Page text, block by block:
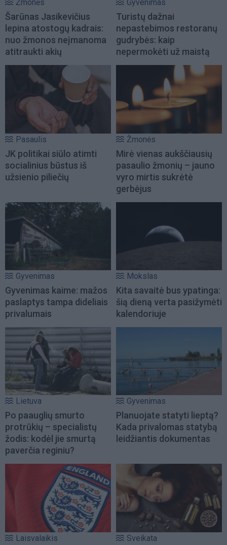
Žmonės
Šarūnas Jasikevičius
lepina atostogų kadrais:
nuo žmonos neįmanoma
atitraukti akių
Gyvenimas
Turistų dažnai
nepastebimos restoranų
gudrybės: kaip
nepermokėti už maistą
Pasaulis
JK politikai siūlo atimti
socialinius būstus iš
užsienio piliečių
Žmonės
Mirė vienas aukščiausių
pasaulio žmonių – jauno
vyro mirtis sukrėtė
gerbėjus
Gyvenimas
Gyvenimas kaime: mažos
paslaptys tampa dideliais
privalumais
Mokslas
Kita savaitė bus ypatinga:
šią dieną verta pasižymėti
kalendoriuje
Lietuva
Po paauglių smurto
protrūkių – specialistų
žodis: kodėl jie smurtą
paverčia reginiu?
Gyvenimas
Planuojate statyti lieptą?
Kada privalomas statybą
leidžiantis dokumentas
Laisvalaikis Sveikata